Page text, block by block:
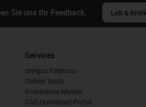
Sie uns Ihr Feedback. Lob &
Services
myigus Features
Online Tools
Kostenlose Muster
CAD Download Portal